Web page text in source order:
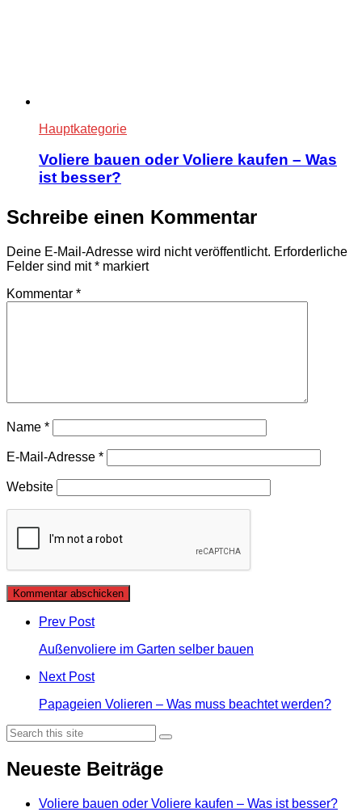
Hauptkategorie
Voliere bauen oder Voliere kaufen – Was
ist besser?
Schreibe einen Kommentar
Deine E-Mail-Adresse wird nicht veröffentlicht. Erforderliche
Felder sind mit* markiert
Kommentar *
Name *
E-Mail-Adresse *
Website
comment
Prev Post
Außenvoliere im Garten selber bauen
Next Post
Papageien Volieren – Was muss beachtet werden?
Search
Search
Neueste Beiträge
Voliere bauen oder Voliere kaufen – Was ist besser?